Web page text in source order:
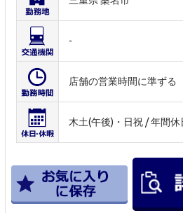
-
店舗の営業時間に準ずる
木土(午後)・日祝 / 年間休